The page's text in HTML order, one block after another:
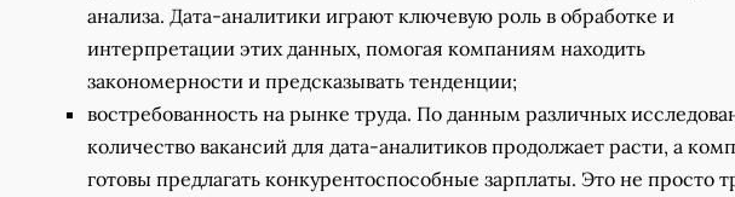
анализа. Дата-аналитики играют ключевую роль в обработке и
интерпретации этих данных, помогая компаниям находить
закономерности и предсказывать тенденции;
востребованность на рынке труда. По данным различных
количество вакансий для дата-аналитиков продолжает расти, а
готовы предлагать конкурентоспособные зарплаты. Это не просто